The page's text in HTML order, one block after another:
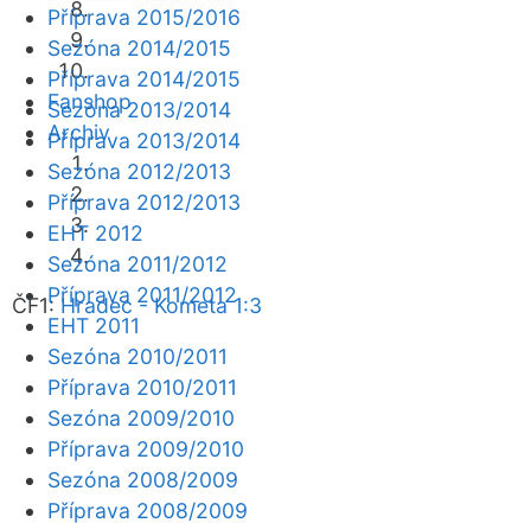
Fanshop
Archiv
ČF1: Hradec - Kometa 1:3
Příprava 2015/2016
Sezóna 2014/2015
Příprava 2014/2015
Sezóna 2013/2014
Příprava 2013/2014
Sezóna 2012/2013
Příprava 2012/2013
EHT 2012
Sezóna 2011/2012
Příprava 2011/2012
EHT 2011
Sezóna 2010/2011
Příprava 2010/2011
Sezóna 2009/2010
Příprava 2009/2010
Sezóna 2008/2009
Příprava 2008/2009